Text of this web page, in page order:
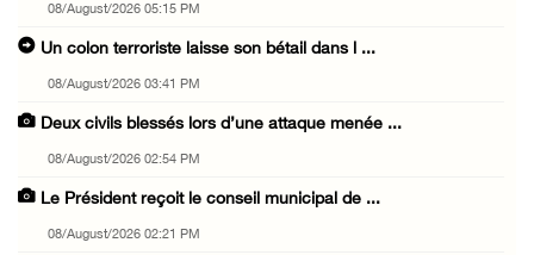
08/August/2026 05:15 PM
Un colon terroriste laisse son bétail dans l ...
08/August/2026 03:41 PM
Deux civils blessés lors d’une attaque menée ...
08/August/2026 02:54 PM
Le Président reçoit le conseil municipal de ...
08/August/2026 02:21 PM